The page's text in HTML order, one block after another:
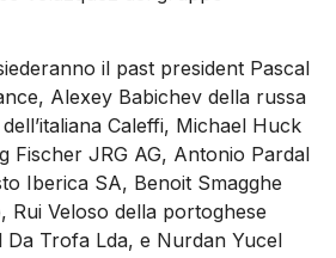
il past president Pascal
Alexey Babichev della russa
Caleffi, Michael Huck
Fischer JRG AG, Antonio Pardal
Iberica SA, Benoit Smagghe
Rui Veloso della portoghese
Da Trofa Lda, e Nurdan Yucel